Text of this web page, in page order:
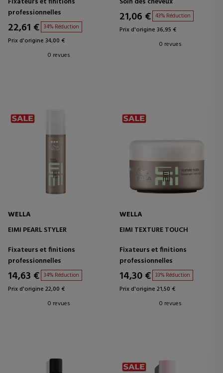
RÉHYDRATER LES CHEVEUX
BOUCLÉS.
professionnelles
22,61 € 34% Réduction
Prix d'origine 34,00 €
0 revues
HAUTE FIXATION
21,06 € 43% Réduction
Prix d'origine 36,95 €
0 revues
WELLA
EIMI PEARL STYLER
Fixateurs et finitions
professionnelles
14,63 € 34% Réduction
Prix d'origine 22,00 €
0 revues
WELLA
EIMI TEXTURE TOUCH
Fixateurs et finitions
professionnelles
14,30 € 33% Réduction
Prix d'origine 21,50 €
0 revues